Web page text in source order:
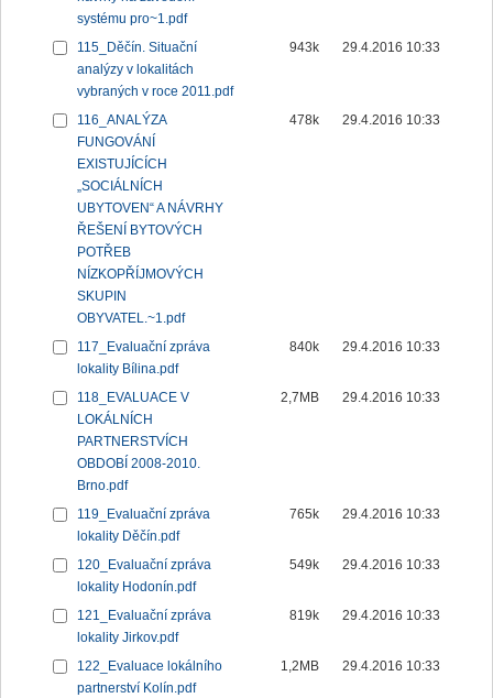
systému pro~1.pdf
115_Děčín. Situační
analýzy v lokalitách
vybraných v roce 2011.pdf
943k 29.4.2016 10:33
116_ANALÝZA
FUNGOVÁNÍ
EXISTUJÍCÍCH
„SOCIÁLNÍCH
UBYTOVEN“ A NÁVRHY
ŘEŠENÍ BYTOVÝCH
POTŘEB
NÍZKOPŘÍJMOVÝCH
SKUPIN
OBYVATEL.~1.pdf
478k 29.4.2016 10:33
117_Evaluační zpráva
lokality Bílina.pdf
840k 29.4.2016 10:33
118_EVALUACE V
LOKÁLNÍCH
PARTNERSTVÍCH
OBDOBÍ 2008-2010.
Brno.pdf
2,7MB 29.4.2016 10:33
119_Evaluační zpráva
lokality Děčín.pdf
765k 29.4.2016 10:33
120_Evaluační zpráva
lokality Hodonín.pdf
549k 29.4.2016 10:33
121_Evaluační zpráva
lokality Jirkov.pdf
819k 29.4.2016 10:33
122_Evaluace lokálního
partnerství Kolín.pdf
1,2MB 29.4.2016 10:33